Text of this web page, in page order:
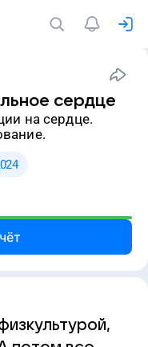
сердце
на сердце.